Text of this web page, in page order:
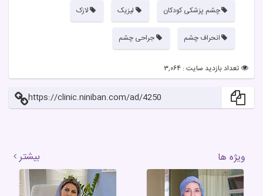
چشم پزشکی کودکان لیزیک لازک
انحراف چشم جراحی چشم
تعداد بازدید سایت : ۳,۰۶۴
https://clinic.niniban.com/ad/4250
ویژه ها بیشتر